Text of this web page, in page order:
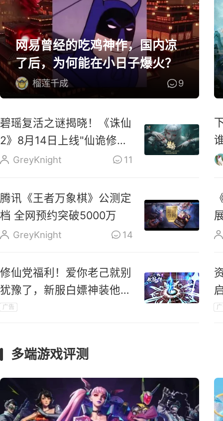
网易曾经的吃鸡神作，国内凉
了后，为何能在小日子爆火？
榴莲千成 9
碧瑶复活之谜揭晓！《诛仙
2》8月14日上线"仙诡修真
版"GreyKnight 11
腾讯《王者万象棋》公测定
档 全网预约突破5000万
GreyKnight 14
修仙党福利！爱你老己就别
犹豫了，新服白嫖神装他不
香吗？
广告
多端游戏评测